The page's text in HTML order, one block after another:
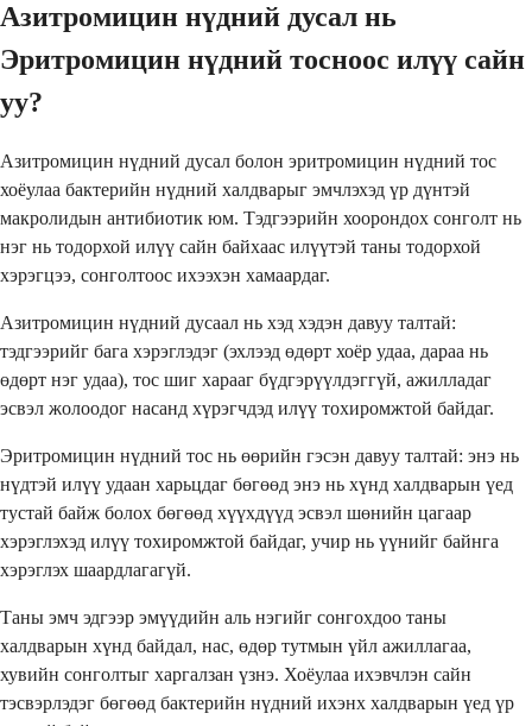
Азитромицин нүдний дусал нь
Эритромицин нүдний тосноос илүү сайн
уу?
Азитромицин нүдний дусал болон эритромицин нүдний тос
хоёулаа бактерийн нүдний халдварыг эмчлэхэд үр дүнтэй
макролидын антибиотик юм. Тэдгээрийн хоорондох сонголт нь
нэг нь тодорхой илүү сайн байхаас илүүтэй таны тодорхой
хэрэгцээ, сонголтоос ихээхэн хамаардаг.
Азитромицин нүдний дусаал нь хэд хэдэн давуу талтай:
тэдгээрийг бага хэрэглэдэг (эхлээд өдөрт хоёр удаа, дараа нь
өдөрт нэг удаа), тос шиг харааг бүдгэрүүлдэггүй, ажилладаг
эсвэл жолоодог насанд хүрэгчдэд илүү тохиромжтой байдаг.
Эритромицин нүдний тос нь өөрийн гэсэн давуу талтай: энэ нь
нүдтэй илүү удаан харьцдаг бөгөөд энэ нь хүнд халдварын үед
тустай байж болох бөгөөд хүүхдүүд эсвэл шөнийн цагаар
хэрэглэхэд илүү тохиромжтой байдаг, учир нь үүнийг байнга
хэрэглэх шаардлагагүй.
Таны эмч эдгээр эмүүдийн аль нэгийг сонгохдоо таны
халдварын хүнд байдал, нас, өдөр тутмын үйл ажиллагаа,
хувийн сонголтыг харгалзан үзнэ. Хоёулаа ихэвчлэн сайн
тэсвэрлэдэг бөгөөд бактерийн нүдний ихэнх халдварын үед үр